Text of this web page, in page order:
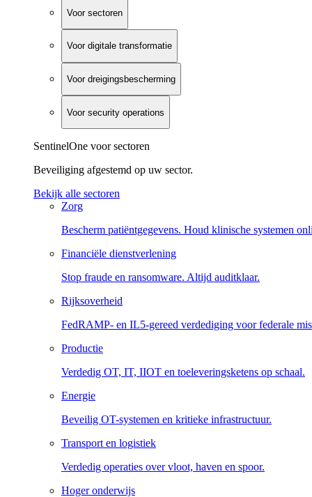
Voor sectoren
Voor digitale transformatie
Voor dreigingsbescherming
Voor security operations
SentinelOne voor sectoren
Beveiliging afgestemd op uw sector.
Bekijk alle sectoren
Zorg
Bescherm patiëntgegevens. Houd klinische systemen
Financiële dienstverlening
Stop fraude en ransomware. Altijd auditklaar.
Rijksoverheid
FedRAMP- en IL5-gereed verdediging voor federale
Productie
Verdedig OT, IT, IIOT en toeleveringsketens op schaal.
Energie
Beveilig OT-systemen en kritieke infrastructuur.
Transport en logistiek
Verdedig operaties over vloot, haven en spoor.
Hoger onderwijs